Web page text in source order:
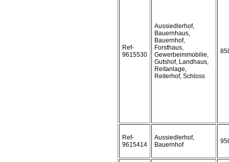
Ref-
9615530
Aussiedlerhof,
Bauernhaus,
Bauernhof,
Forsthaus,
Gewerbeimmobilie,
Gutshof, Landhaus,
Reitanlage,
Reiterhof, Schloss
Ref-
9615414
Aussiedlerhof,
Bauernhof